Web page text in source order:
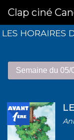
Clap ciné
LES HORAIRES